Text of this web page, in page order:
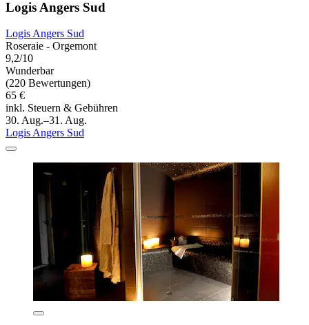
Logis Angers Sud
Logis Angers Sud
Roseraie - Orgemont
9,2/10
Wunderbar
(220 Bewertungen)
65 €
inkl. Steuern & Gebühren
30. Aug.–31. Aug.
Logis Angers Sud